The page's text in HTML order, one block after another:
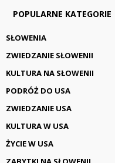
POPULARNE KATEGORIE
SŁOWENIA
ZWIEDZANIE SŁOWENII
KULTURA NA SŁOWENII
PODRÓŻ DO USA
ZWIEDZANIE USA
KULTURA W USA
ŻYCIE W USA